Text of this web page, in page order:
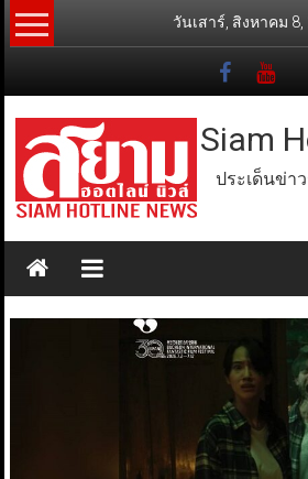
Skip
to
วันเสาร์, สิงหาคม 8,
Siam
ประเด็นข่า